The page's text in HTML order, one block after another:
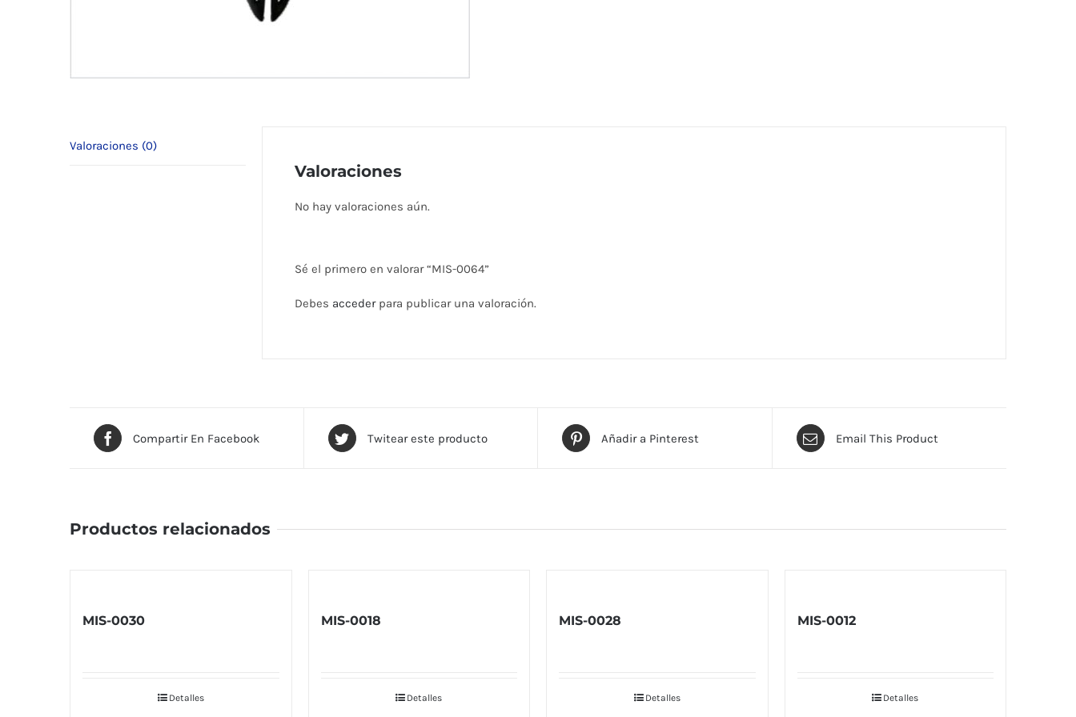
Valoraciones (0)
Valoraciones
No hay valoraciones aún.
Sé el primero en valorar “MIS-0064”
Debes accederpara publicar una valoración.
Compartir En Facebook Twitear este producto Añadir a Pinterest Email This Product
Productos relacionados
MIS-0030
Detalles
MIS-0018
Detalles
MIS-0028
Detalles
MIS-0012
Detalles